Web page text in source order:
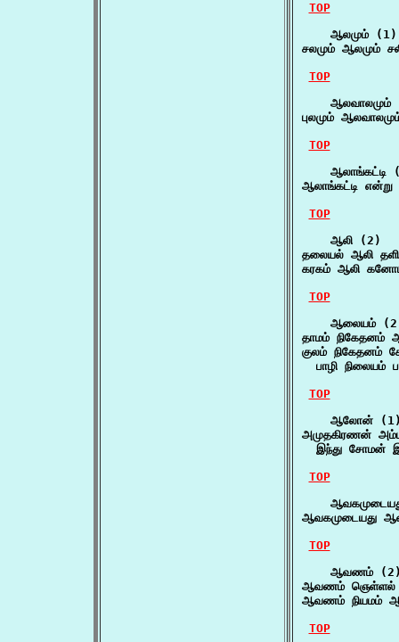
TOP
    ஆலமும் (1)
சலமும் ஆலமும்
TOP
ஆலவாலமும்
புலமும்
TOP
ஆலாங்கட்டி
ஆலாங்கட்டி
TOP
    ஆலி (2)
தலையல் ஆலி
கரகம் ஆலி
TOP
ஆலையம்
தாமம்
குலம் நிகேதனம்
பாழி நிலையம்
TOP
ஆலோன்
அமுதகிரணன்
இந்து சோமன்
TOP
ஆவகமுடையது
TOP
ஆவணம்
ஆவணம் ஞெள்ளல்
ஆவணம் நியமம்
TOP